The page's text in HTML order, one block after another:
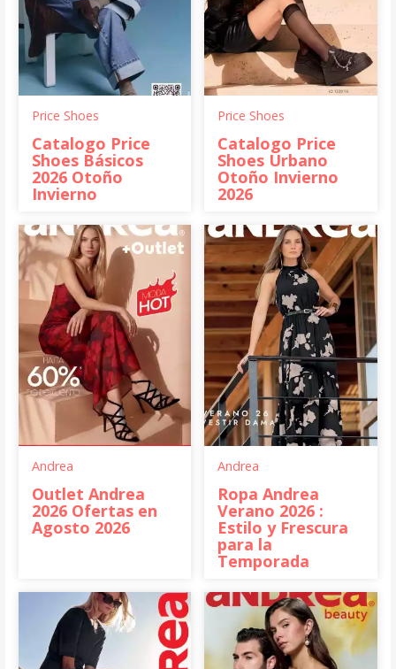
Price Shoes
Catalogo Price
Shoes Básicos
2026 Otoño
Invierno
Price Shoes
Catalogo Price
Shoes Urbano
Otoño Invierno
2026
Andrea
Outlet Andrea
2026 Ofertas en
Agosto 2026
Andrea
Ropa Andrea
Verano 2026 :
Estilo y Frescura
para la
Temporada